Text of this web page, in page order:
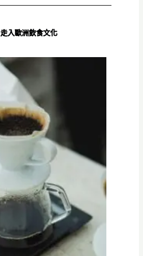
走入歐洲飲食文化